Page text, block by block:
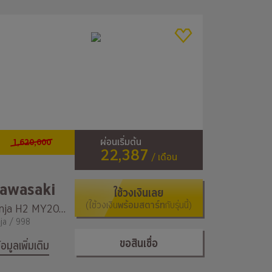
1,620,000 ผ่อนเริ่มต้น
22,387 / เดือน
Ninja H2 MY2024
/ 998
มูลเพิ่มเติม
ใช้วงเงินเลย
(ใช้วงเงินพร้อมสตาร์ทกับรุ่นนี้)
ขอสินเชื่อ